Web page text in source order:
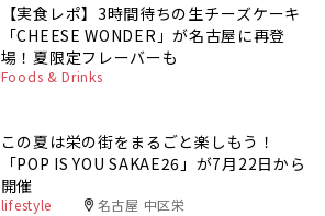
【実食レポ】3時間待ちの生チーズケーキ
「CHEESE WONDER」が名古屋に再登
場！夏限定フレーバーも
Foods & Drinks
この夏は栄の街をまるごと楽しもう！
「POP IS YOU SAKAE26」が7月22日から
開催
lifestyle 名古屋 中区栄